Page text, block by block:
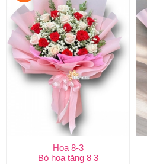
Hoa 8-3
Bó hoa tặng 8 3